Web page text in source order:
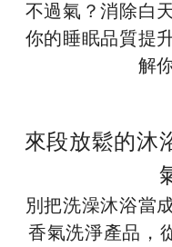
不過氣？消除白
你的睡眠品質提
解
來段放鬆的沐
別把洗澡沐浴當
香氣洗淨產品，